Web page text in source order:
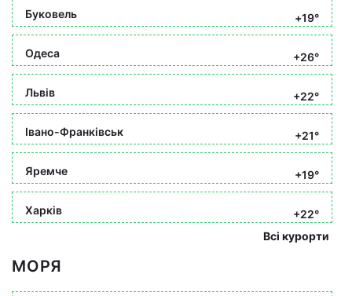
Буковель +19°
Одеса +26°
Львів +22°
Івано-Франківськ +21°
Яремче +19°
Харків
+22°
Всі курорти
МОРЯ